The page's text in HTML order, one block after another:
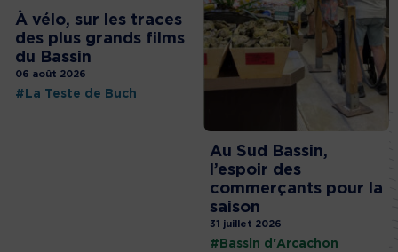
À vélo, sur les traces
des plus grands films
du Bassin
06 août 2026
#La Teste de Buch
Au Sud Bassin,
l’espoir des
commerçants pour la
saison
31 juillet 2026
#Bassin d'Arcachon